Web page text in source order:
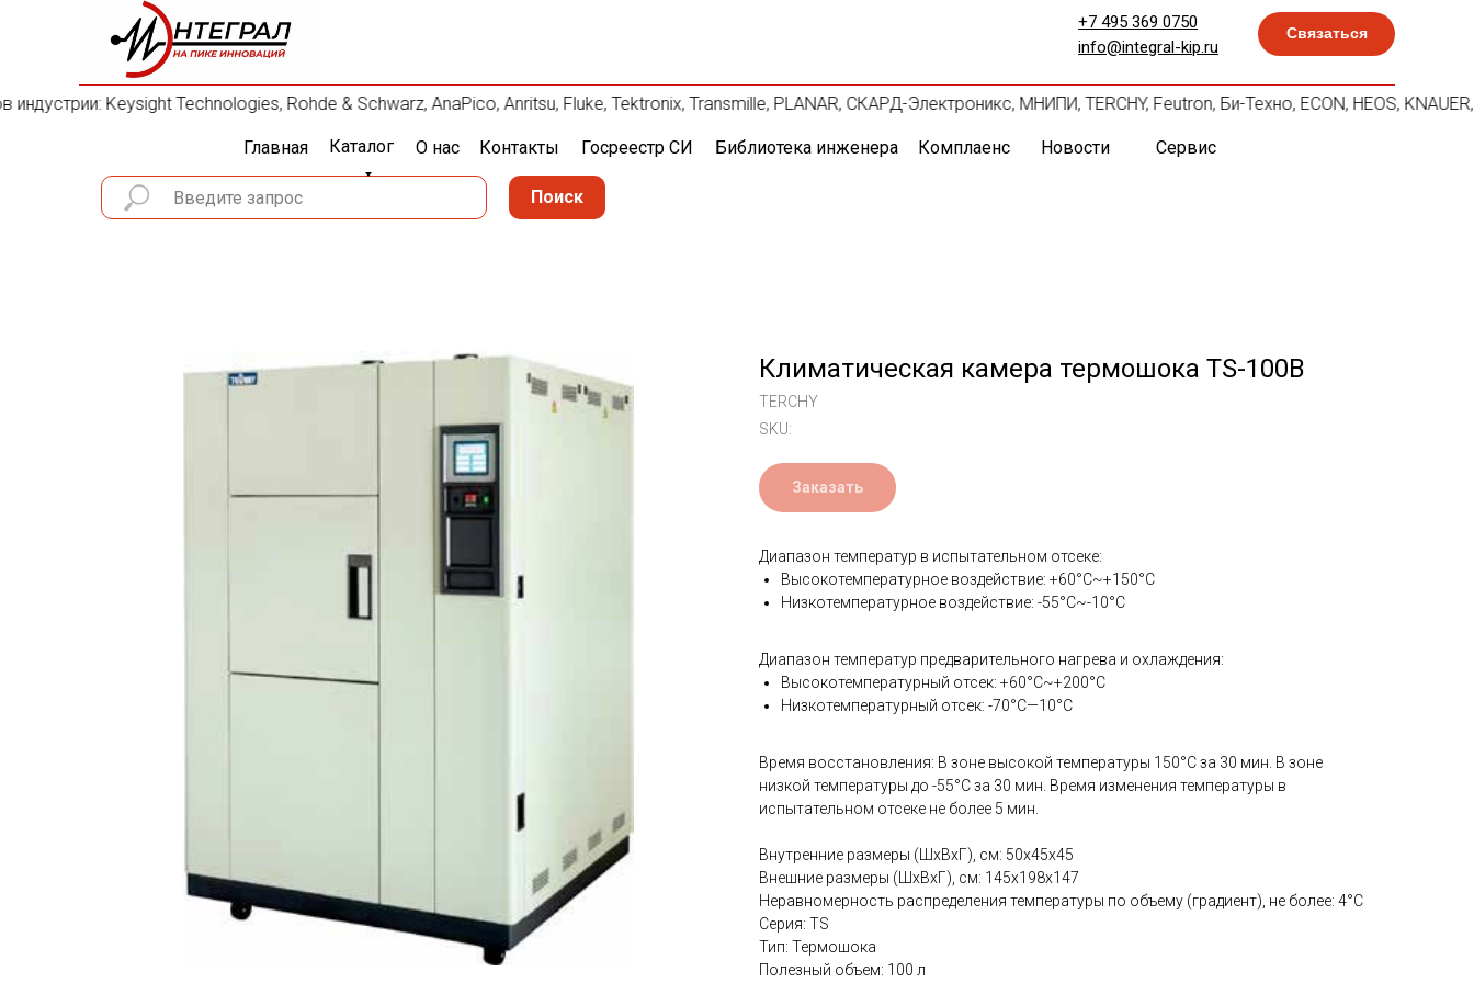
Связаться
+7 495 369 0750
info@integral-kip.ru
Keysight Technologies, Rohde & Schwarz, AnaPico, Anritsu, Fluke, Tektronix, Transmille, PLANAR, СКАРД-Электроникс, МНИПИ, TERCHY, Feutron, Би-Техно, ECON, HEOS, KNAUER,
Главная Каталог О нас Контакты Госреестр СИ Библиотека инженера Комплаенс Новости Сервис
Поиск
Климатическая камера термошока TS-100B
TERCHY
SKU:
Заказать
Диапазон температур в испытательном отсеке:
Высокотемпературное воздействие: +60°С~+150°С
Низкотемпературное воздействие: -55°С~-10°С
Диапазон температур предварительного нагрева и охлаждения:
Высокотемпературный отсек: +60°С~+200°С
Низкотемпературный отсек: -70°С—10°С
Время восстановления: В зоне высокой температуры 150°С за 30 мин. В зоне
низкой температуры до -55°С за 30 мин. Время изменения температуры в
испытательном отсеке не более 5 мин.
Внутренние размеры (ШхВхГ), см: 50x45x45
Внешние размеры (ШхВхГ), см: 145x198x147
Неравномерность распределения температуры по объему (градиент), не более: 4°С
Серия: TS
Тип: Термошока
Полезный объем: 100 л